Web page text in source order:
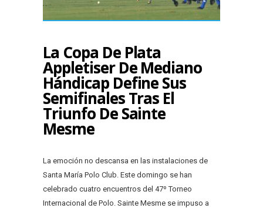
La Copa De Plata
Appletiser De Mediano
Hándicap Define Sus
Semifinales Tras El
Triunfo De Sainte
Mesme
La emoción no descansa en las instalaciones de
Santa María Polo Club. Este domingo se han
celebrado cuatro encuentros del 47º Torneo
Internacional de Polo. Sainte Mesme se impuso a